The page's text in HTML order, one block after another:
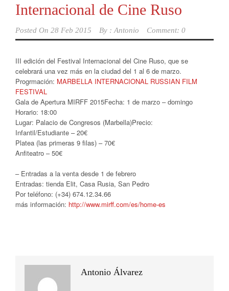
Internacional de Cine Ruso
Posted On 28 Feb 2015 By : Antonio Comment: 0
III edición del Festival Internacional del Cine Ruso, que se
celebrará una vez más en la ciudad del 1 al 6 de marzo.
Progrmación: MARBELLA INTERNACIONAL RUSSIAN FILM
FESTIVAL
Gala de Apertura MIRFF 2015Fecha: 1 de marzo – domingo
Horario: 18:00
Lugar: Palacio de Congresos (Marbella)Precio:
Infantil/Estudiante – 20€
Platea (las primeras 9 filas) – 70€
Anfiteatro – 50€
– Entradas a la venta desde 1 de febrero
Entradas: tienda Elit, Casa Rusia, San Pedro
Por teléfono: (+34) 674.12.34.66
más información: http://www.mirff.com/es/home-es
Antonio Álvarez